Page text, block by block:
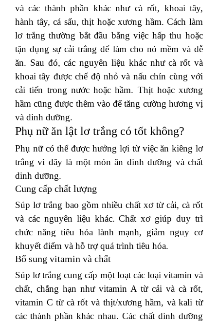
và các thành phần khác như cà rốt, khoai tây,
hành tây, cá sấu, thịt hoặc xương hầm. Cách làm
lơ trắng thường bắt đầu bằng việc hấp thu hoặc
tận dụng sự cải trắng để làm cho nó mềm và dễ
ăn. Sau đó, các nguyên liệu khác như cà rốt và
khoai tây được chế độ nhỏ và nấu chín cùng với
cải tiến trong nước hoặc hầm. Thịt hoặc xương
hầm cũng được thêm vào để tăng cường hương vị
và dinh dưỡng.
Phụ nữ ăn lật lơ trắng có tốt không?
Phụ nữ có thể được hưởng lợi từ việc ăn kiêng lơ
trắng vì đây là một món ăn dinh dưỡng và chất
dinh dưỡng.
Cung cấp chất lượng
Súp lơ trắng bao gồm nhiều chất xơ từ cải, cà rốt
và các nguyên liệu khác.Chất xơ giúp duy trì
chức năng tiêu hóa lành mạnh, giảm nguy cơ
khuyết điểm và hỗ trợ quá trình tiêu hóa.
Bổ sung vitamin và chất
Súp lơ trắng cung cấp một loạt các loại vitamin và
chất, chẳng hạn như vitamin A từ cải và cà rốt,
vitamin C từ cà rốt và thịt/xương hầm, và kali từ
các thành phần khác nhau. Các chất dinh dưỡng